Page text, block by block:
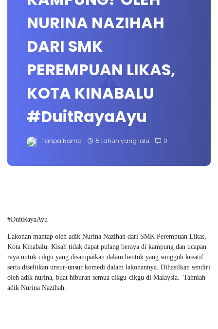
NURINA NAZIHAH
DARI SMK
PEREMPUAN LIKAS,
KOTA KINABALU
#DuitRayaAyu
Tanpa Nama 5 tahun yang lalu 0
#DuitRayaAyu
Lakonan mantap oleh adik Nurina Nazihah dari SMK Perempuan Likas,
Kota Kinabalu. Kisah tidak dapat pulang beraya di kampung dan ucapan
raya untuk cikgu yang disampaikan dalam bentuk yang sungguh kreatif
serta diselitkan unsur-unsur komedi dalam lakonannya. Dihasilkan sendiri
oleh adik nurina, buat hiburan semua cikgu-cikgu di Malaysia. Tahniah
adik Nurina Nazihah.